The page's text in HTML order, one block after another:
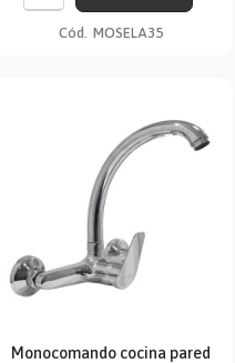
Cód. MOSELA35
Monocomando cocina pared